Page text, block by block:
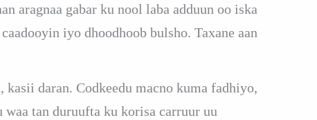
aragnaa gabar ku nool laba adduun oo iska
iyo dhoodhoob bulsho. Taxane aan
daran. Codkeedu macno kuma fadhiyo,
waa tan duruufta ku korisa carruur uu